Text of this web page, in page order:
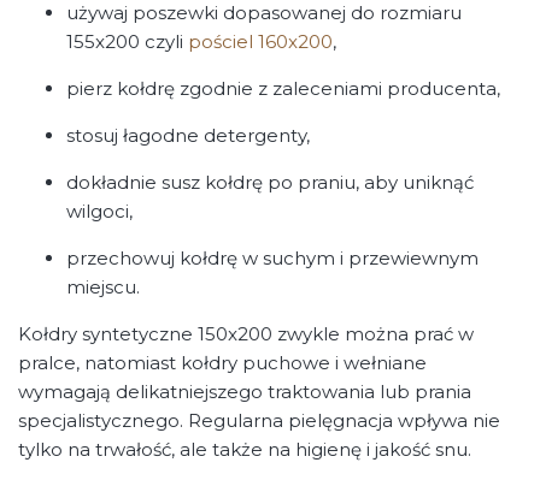
używaj poszewki dopasowanej do rozmiaru
155x200 czyli pościel 160x200,
pierz kołdrę zgodnie z zaleceniami producenta,
stosuj łagodne detergenty,
dokładnie susz kołdrę po praniu, aby uniknąć
wilgoci,
przechowuj kołdrę w suchym i przewiewnym
miejscu.
Kołdry syntetyczne 150x200 zwykle można prać w
pralce, natomiast kołdry puchowe i wełniane
wymagają delikatniejszego traktowania lub prania
specjalistycznego. Regularna pielęgnacja wpływa nie
tylko na trwałość, ale także na higienę i jakość snu.